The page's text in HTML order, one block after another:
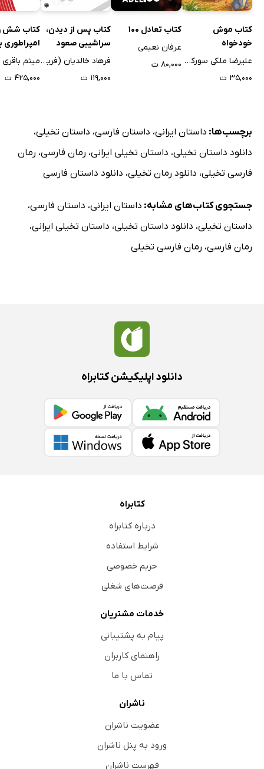
کتاب موش
خودخواه
علیرضا ملکی سورکوهی
۳۵,۰۰۰ ت
کتاب تعادل 100
عرفان نعیمی
۸۰,۰۰۰ ت
کتاب پس از دیدن،
سراشیبی صعود
فرهاد خالدیان (فریاد)
۱۱۹,۰۰۰ ت
کتاب شش
امپراطوری
میثم باقری
۴۲۵,۰۰۰ ت
برچسب‌ها: داستان ایرانی، داستان فارسی، داستان تخیلی،
دانلود داستان تخیلی، داستان تخیلی ایرانی، رمان فارسی، رمان
فارسی تخیلی، دانلود رمان تخیلی، دانلود داستان فارسی
جستجوی کتاب‌های مشابه: داستان ایرانی، داستان فارسی،
داستان تخیلی، دانلود داستان تخیلی، داستان تخیلی ایرانی،
رمان فارسی، رمان فارسی تخیلی
دانلود اپلیکیشن کتابراه
کتابراه
درباره کتابراه
شرایط استفاده
حریم خصوصی
فرصت‌های شغلی
خدمات مشتریان
پیام به پشتیبانی
راهنمای کاربران
تماس با ما
ناشران
عضویت ناشران
ورود به پنل ناشران
فهرست ناشران